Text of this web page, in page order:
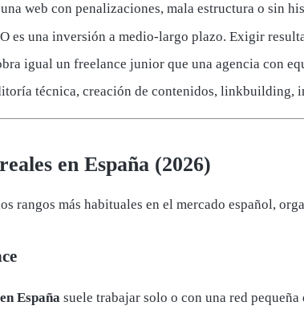
web con penalizaciones, mala estructura o sin
es una inversión a medio-largo plazo. Exigir
igual un freelance junior que una agencia con
técnica, creación de contenidos, linkbuilding,
en España (2026)
rangos más habituales en el mercado español,
España suele trabajar solo o con una red